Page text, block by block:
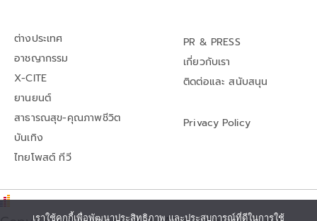
ต่างประเทศ
อาชญากรรม
X-CITE
ยานยนต์
สาธารณสุข-คุณภาพชีวิต
บันเทิง
ไทยโพสต์ ทีวี
PR & PRESS
เกี่ยวกับเรา
ติดต่อและ สนับสนุน
Privacy Policy
เราใช้คุกกี้เพื่อพัฒนาประสิทธิภาพ และประสบการณ์ที่ดีในการใช้